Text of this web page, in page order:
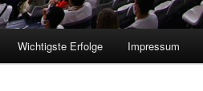
Wichtigste Erfolge Impressum